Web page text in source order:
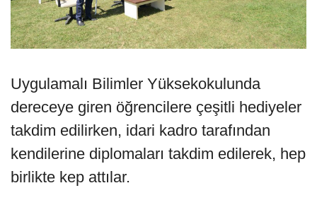
Uygulamalı Bilimler Yüksekokulunda
dereceye giren öğrencilere çeşitli hediyeler
takdim edilirken, idari kadro tarafından
kendilerine diplomaları takdim edilerek, hep
birlikte kep attılar.